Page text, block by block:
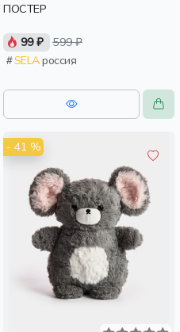
ПОСТЕР
99 ₽ 599 ₽
SELAроссия
- 41 %